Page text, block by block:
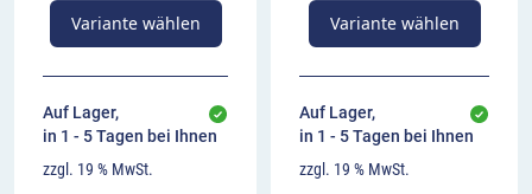
Variante wählen
Auf Lager,
in 1 - 5 Tagen bei Ihnen
zzgl. 19 % MwSt.
Variante wählen
Auf Lager,
in 1 - 5 Tagen bei Ihnen
zzgl. 19 % MwSt.